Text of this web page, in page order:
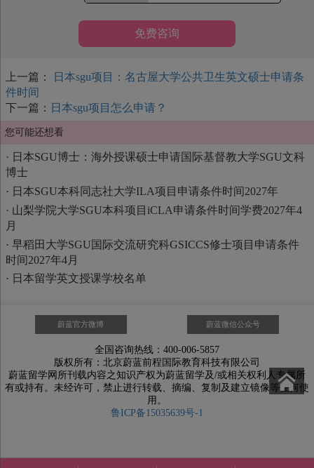
免费咨询
上一篇：
日本sgu项目：名古屋大学公共卫生英文硕士申请条
件时间
下一篇： 日本sgu项目怎么申请？
您可能还想看
· 日本SGU博士：海外授课硕士申请国际基督教大学SGU文科
博士
· 日本SGU本科同志社大学ILA项目申请条件时间2027年
· 山梨学院大学SGU本科项目iCLA申请条件时间学费2027年4
月
· 早稻田大学SGU国际交流研究科GSICCS修士项目申请条件
时间2027年4月
· 日本留学英文授课学校名单
蔚蓝官方微博 蔚蓝微信公众号
全国咨询热线：400-006-5857
版权所有：北京蔚蓝前程国际教育科技有限公司
蔚蓝留学网所刊载内容之知识产权为蔚蓝留学及/或相关权利人专属所
有或持有。未经许可，禁止进行转载、摘编、复制及建立镜像等任何使
用。
鲁ICP备15035639号-1